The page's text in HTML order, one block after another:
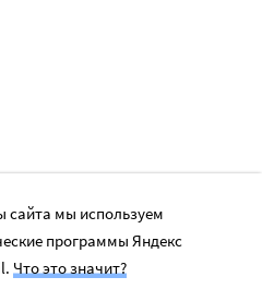
сайта мы используем
программы Яндекс
Что это значит?